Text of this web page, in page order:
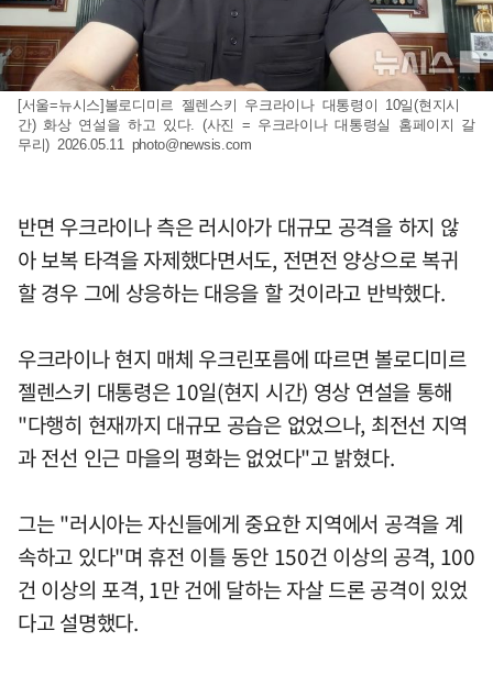
[서울=뉴시스]볼로디미르 젤렌스키 우크라이나 대통령이 10일(현지시
간) 화상 연설을 하고 있다. (사진 = 우크라이나 대통령실 홈페이지 갈
무리) 2026.05.11 photo@newsis.com
반면 우크라이나 측은 러시아가 대규모 공격을 하지 않
아 보복 타격을 자제했다면서도, 전면전 양상으로 복귀
할 경우 그에 상응하는 대응을 할 것이라고 반박했다.
우크라이나 현지 매체 우크린포름에 따르면 볼로디미르
젤렌스키 대통령은 10일(현지 시간) 영상 연설을 통해
"다행히 현재까지 대규모 공습은 없었으나, 최전선 지역
과 전선 인근 마을의 평화는 없었다"고 밝혔다.
그는 "러시아는 자신들에게 중요한 지역에서 공격을 계
속하고 있다"며 휴전 이틀 동안 150건 이상의 공격, 100
건 이상의 포격, 1만 건에 달하는 자살 드론 공격이 있었
다고 설명했다.